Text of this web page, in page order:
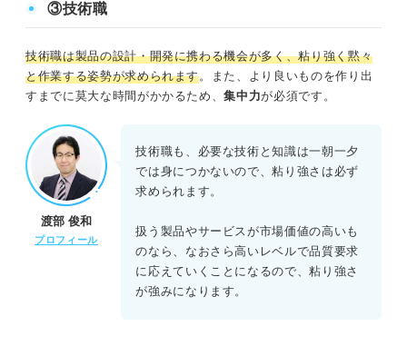
るので参考にしてください。
③技術職
技術職は製品の設計・開発に携わる機会が多く、粘り強く黙々
と作業する姿勢が求められます。また、より良いものを作り出
すまでに莫大な時間がかかるため、集中力が必須です。
渡部 俊和
プロフィール
技術職も、必要な技術と知識は一朝一夕
では身につかないので、粘り強さは必ず
求められます。
扱う製品やサービスが市場価値の高いも
のなら、なおさら高いレベルで品質要求
に応えていくことになるので、粘り強さ
が強みになります。